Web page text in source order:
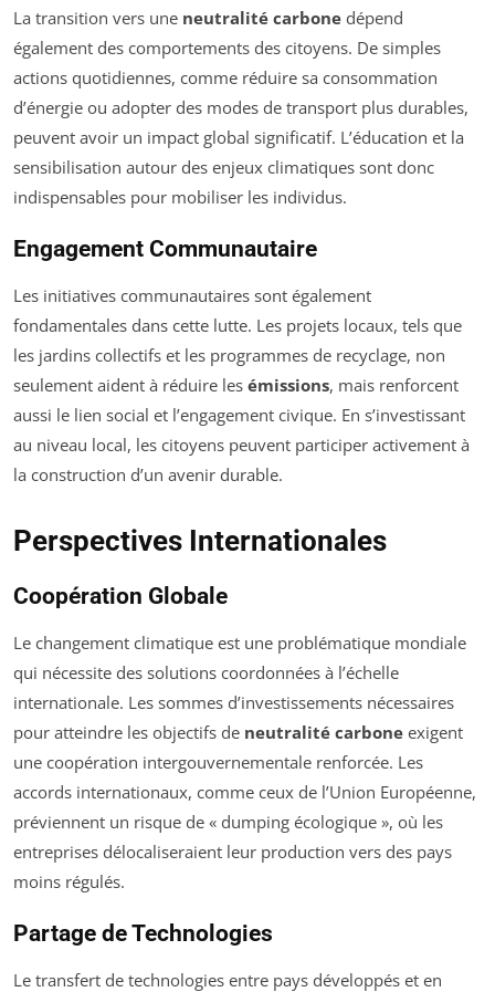
La transition vers une neutralité carbone dépend
également des comportements des citoyens. De simples
actions quotidiennes, comme réduire sa consommation
d’énergie ou adopter des modes de transport plus durables,
peuvent avoir un impact global significatif. L’éducation et la
sensibilisation autour des enjeux climatiques sont donc
indispensables pour mobiliser les individus.
Engagement Communautaire
Les initiatives communautaires sont également
fondamentales dans cette lutte. Les projets locaux, tels que
les jardins collectifs et les programmes de recyclage, non
seulement aident à réduire les émissions, mais renforcent
aussi le lien social et l’engagement civique. En s’investissant
au niveau local, les citoyens peuvent participer activement à
la construction d’un avenir durable.
Perspectives Internationales
Coopération Globale
Le changement climatique est une problématique mondiale
qui nécessite des solutions coordonnées à l’échelle
internationale. Les sommes d’investissements nécessaires
pour atteindre les objectifs de neutralité carbone exigent
une coopération intergouvernementale renforcée. Les
accords internationaux, comme ceux de l’Union Européenne,
préviennent un risque de « dumping écologique », où les
entreprises délocaliseraient leur production vers des pays
moins régulés.
Partage de Technologies
Le transfert de technologies entre pays développés et en